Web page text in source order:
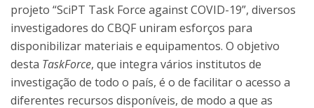
projeto “SciPT Task Force against COVID-19”, diversos
investigadores do CBQF uniram esforços para
disponibilizar materiais e equipamentos. O objetivo
desta TaskForce, que integra vários institutos de
investigação de todo o país, é o de facilitar o acesso a
diferentes recursos disponíveis, de modo a que as